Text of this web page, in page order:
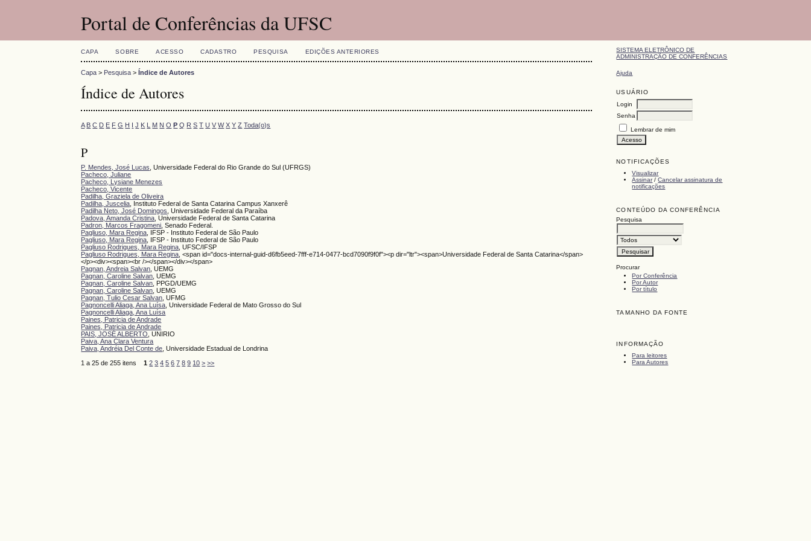
Portal de Conferências da UFSC
SISTEMA ELETRÔNICO DE
ADMINISTRAÇÃO DE CONFERÊNCIAS
Ajuda
USUÁRIO
Login
Senha
Lembrar de mim
NOTIFICAÇÕES
Visualizar
Assinar/Cancelar assinatura de
notificações
CONTEÚDO DA CONFERÊNCIA
Pesquisa
Procurar
Por Conferência
Por Autor
Por título
TAMANHO DA FONTE
INFORMAÇÃO
Para leitores
Para Autores
CAPA SOBRE ACESSO CADASTRO PESQUISA EDIÇÕES ANTERIORES
Capa > Pesquisa >Índice de Autores
Índice de Autores
A B C D E F G H I J K L M N O P Q R S T U V W X Y Z Toda(o)s
P
P. Mendes, José Lucas , Universidade Federal do Rio Grande do Sul (UFRGS)
Pacheco, Juliane
Pacheco, Lysiane Menezes
Pacheco, Vicente
Padilha, Graziela de Oliveira
Padilha, Juscelia , Instituto Federal de Santa Catarina Campus Xanxerê
Padilha Neto, José Domingos , Universidade Federal da Paraíba
Padova, Amanda Cristina , Universidade Federal de Santa Catarina
Padron, Marcos Fragomeni , Senado Federal.
Pagliuso, Mara Regina , IFSP - Instituto Federal de São Paulo
Pagliuso, Mara Regina , IFSP - Instituto Federal de São Paulo
Pagliuso Rodrigues, Mara Regina , UFSC/IFSP
Pagliuso Rodrigues, Mara Regina , <span id="docs-internal-guid-d6fb5eed-7fff-e714-0477-bcd7090f9f0f"><p dir="ltr"><span>Universidade Federal de Santa Catarina</span>
</p><div><span><br /></span></div></span>
Pagnan, Andreia Salvan , UEMG
Pagnan, Caroline Salvan , UEMG
Pagnan, Caroline Salvan , PPGD/UEMG
Pagnan, Caroline Salvan , UEMG
Pagnan, Tulio Cesar Salvan , UFMG
Pagnoncelli Aliaga, Ana Luísa , Universidade Federal de Mato Grosso do Sul
Pagnoncelli Aliaga, Ana Luísa
Paines, Patricia de Andrade
Paines, Patricia de Andrade
PAIS, JOSÉ ALBERTO , UNIRIO
Paiva, Ana Clara Ventura
Paiva, Andréia Del Conte de , Universidade Estadual de Londrina
1 a 25 de 255 itens1 2 3 4 5 6 7 8 9 10 > >>